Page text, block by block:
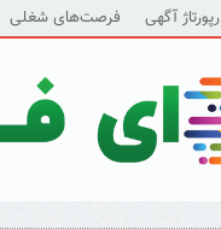
رپورتاژ آگهی فرصت‌های شغلی